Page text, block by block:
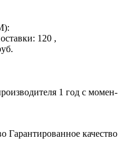
120 ,
1 год с мо­мен­
Га­ран­ти­ро­ван­ное ка­че­ство